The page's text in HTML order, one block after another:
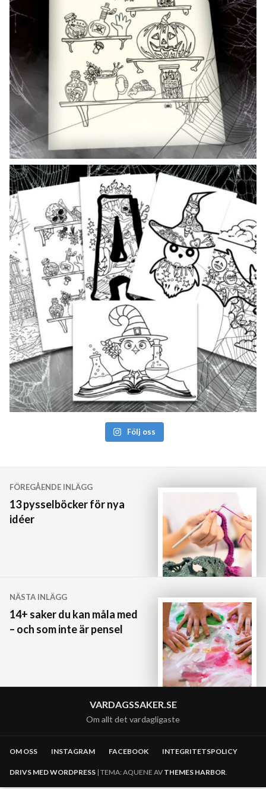
Följ oss
Inläggsnavigering
FÖREGÅENDE INLÄGG
13 pysselböcker för nya
idéer
NÄSTA INLÄGG
14+ saker du kan måla med
– och som inte är pensel
VARDAGSSAKER.SE
Om allt det vardagligaste
OM OSS INSTAGRAM FACEBOOK INTEGRITETSPOLICY
DRIVS MED WORDPRESS | TEMA: AQUENE AV THEMES HARBOR.